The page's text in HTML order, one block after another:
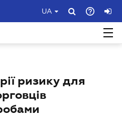
UA
ризику для